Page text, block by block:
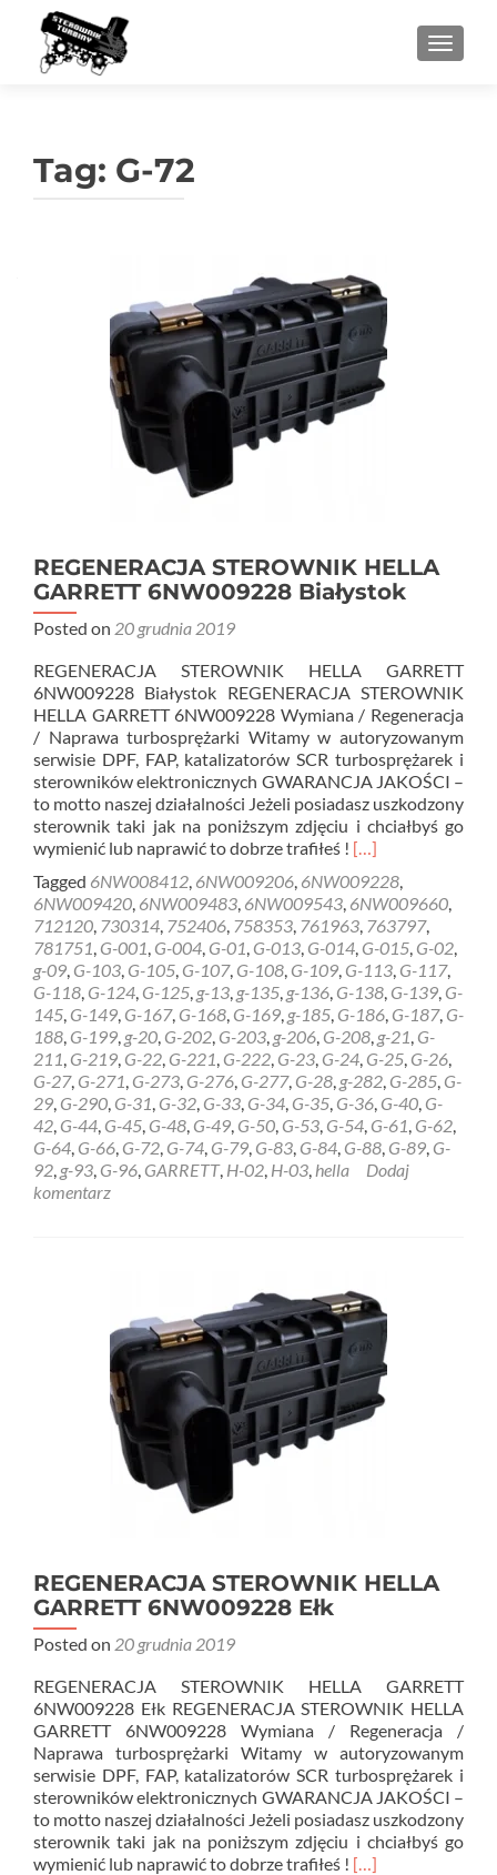
Tag: G-72
REGENERACJA STEROWNIK HELLA
GARRETT 6NW009228 Białystok
Posted on 20 grudnia 2019
REGENERACJA STEROWNIK HELLA GARRETT
6NW009228 Białystok REGENERACJA STEROWNIK
HELLA GARRETT 6NW009228 Wymiana / Regeneracja
/ Naprawa turbosprężarki Witamy w autoryzowanym
serwisie DPF, FAP, katalizatorów SCR turbosprężarek i
sterowników elektronicznych GWARANCJA JAKOŚCI –
to motto naszej działalności Jeżeli posiadasz uszkodzony
sterownik taki jak na poniższym zdjęciu i chciałbyś go
wymienić lub naprawić to dobrze trafiłeś ! Read
about
REGENERACJA
STEROWNIK
HELLA
GARRETT
6NW009228
Białystok
[…]
Tagged 6NW008412, 6NW009206, 6NW009228,
6NW009420, 6NW009483, 6NW009543, 6NW009660,
712120, 730314, 752406, 758353, 761963, 763797,
781751, G-001, G-004, G-01, G-013, G-014, G-015, G-02,
g-09, G-103, G-105, G-107, G-108, G-109, G-113, G-117,
G-118, G-124, G-125, g-13, g-135, g-136, G-138, G-139, G-
145, G-149, G-167, G-168, G-169, g-185, G-186, G-187, G-
188, G-199, g-20, G-202, G-203, g-206, G-208, g-21, G-
211, G-219, G-22, G-221, G-222, G-23, G-24, G-25, G-26,
G-27, G-271, G-273, G-276, G-277, G-28, g-282, G-285, G-
29, G-290, G-31, G-32, G-33, G-34, G-35, G-36, G-40, G-
42, G-44, G-45, G-48, G-49, G-50, G-53, G-54, G-61, G-62,
G-64, G-66, G-72, G-74, G-79, G-83, G-84, G-88, G-89, G-
92, g-93, G-96, GARRETT, H-02, H-03, hella
Dodaj
komentarz
REGENERACJA STEROWNIK HELLA
GARRETT 6NW009228 Ełk
Posted on 20 grudnia 2019
REGENERACJA STEROWNIK HELLA GARRETT
6NW009228 Ełk REGENERACJA STEROWNIK HELLA
GARRETT 6NW009228 Wymiana / Regeneracja /
Naprawa turbosprężarki Witamy w autoryzowanym
serwisie DPF, FAP, katalizatorów SCR turbosprężarek i
sterowników elektronicznych GWARANCJA JAKOŚCI –
to motto naszej działalności Jeżeli posiadasz uszkodzony
sterownik taki jak na poniższym zdjęciu i chciałbyś go
wymienić lub naprawić to dobrze trafiłeś ! Read
[…]
wpisach